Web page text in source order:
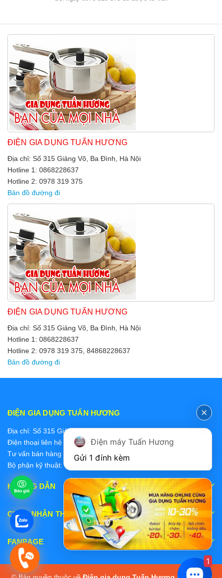
ĐIỆN GIA DỤNG TUẤN HƯƠNG
Địa chỉ: Số 315 Giảng Võ, Ba Đình, Hà Nội
Hotline 1: 0868228637
Hotline 2: 0978 319 375
Bản đồ đường đi
ĐIỆN GIA DỤNG TUẤN HƯƠNG
Địa chỉ: Số 315 Giảng Võ, Ba Đình, Hà Nội
Hotline 1: 0868228637
Hotline 2: 0978 319 375, 84868228637
Bản đồ đường đi
ĐIỆN GIA DỤNG TUẤN HƯƠNG
Địa chỉ: Số 315 Giảng Võ, Ba Đình, Hà Nội
Điện thoại liên hệ các bộ phận:
Tư vấn bán hàng 2: 0868228637
Bộ phận kỹ thuật: 0978 319 375
HƯỚNG DẪN
CHẤP NHẬN THANH TOÁN
FANPAGE
Điện máy Tuấn Hương
Gửi 1 đính kèm
1